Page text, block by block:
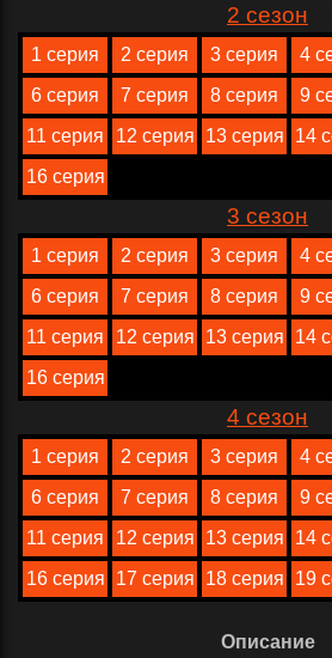
2 сезон
1 серия 2 серия 3 серия 4
6 серия
7 серия 8 серия 9
11 серия
12 серия 13 серия 14
16 серия
3 сезон
1 серия 2 серия 3 серия 4
6 серия
7 серия 8 серия 9
11 серия
12 серия 13 серия 14
16 серия
4 сезон
1 серия 2 серия 3 серия 4
6 серия
7 серия 8 серия 9
11 серия
12 серия 13 серия 14
16 серия
17 серия 18 серия 19
Описание